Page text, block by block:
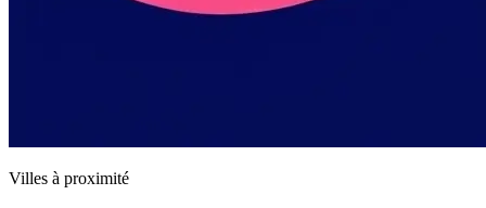
Villes à proximité